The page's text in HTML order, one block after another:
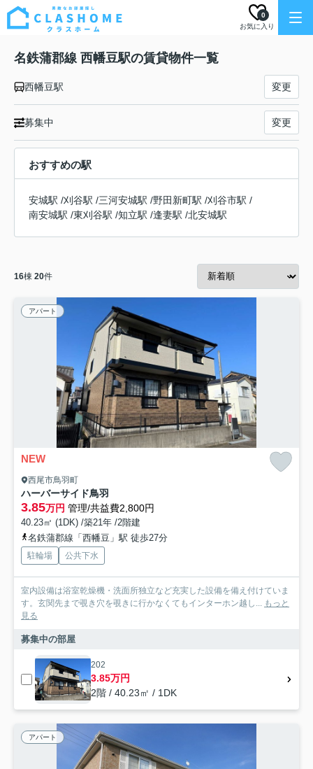
お気に入り
0
名鉄蒲郡線 西幡豆駅の賃貸物件一覧
西幡豆駅 変更
募集中 変更
おすすめの駅
安城駅 /刈谷駅 /三河安城駅 /野田新町駅 /刈谷市駅 /
南安城駅 /東刈谷駅 /知立駅 /逢妻駅 /北安城駅
16棟 20件
アパート
NEW
西尾市鳥羽町
ハーバーサイド鳥羽
3.85万円 管理/共益費2,800円
40.23㎡ (1DK) /築21年 /2階建
名鉄蒲郡線「西幡豆」駅 徒歩27分
駐輪場 公共下水
室内設備は浴室乾燥機・洗面所独立など充実した設備を備え付けていま
す。玄関先まで覗き穴を覗きに行かなくてもインターホン越し... もっと
見る
募集中の部屋
202
3.85万円
2階 / 40.23㎡ / 1DK
アパート